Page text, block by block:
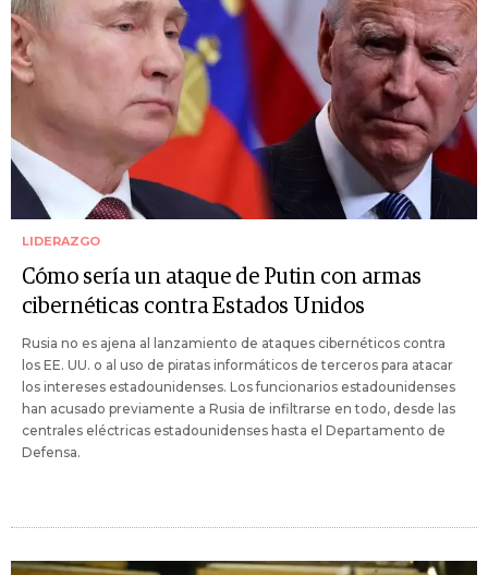
LIDERAZGO
Cómo sería un ataque de Putin con armas
cibernéticas contra Estados Unidos
Rusia no es ajena al lanzamiento de ataques cibernéticos contra
los EE. UU. o al uso de piratas informáticos de terceros para atacar
los intereses estadounidenses. Los funcionarios estadounidenses
han acusado previamente a Rusia de infiltrarse en todo, desde las
centrales eléctricas estadounidenses hasta el Departamento de
Defensa.